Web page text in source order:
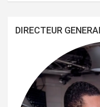
rDIRECTEUR